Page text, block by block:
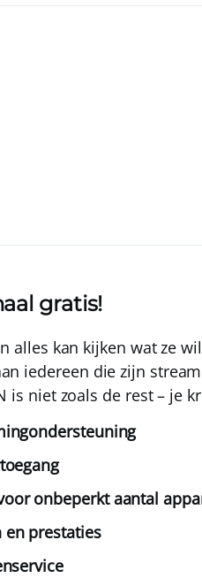
gratis!
alles kan kijken wat ze
iedereen die zijn
is niet zoals de rest – je
onbeperkt aantal
en prestaties